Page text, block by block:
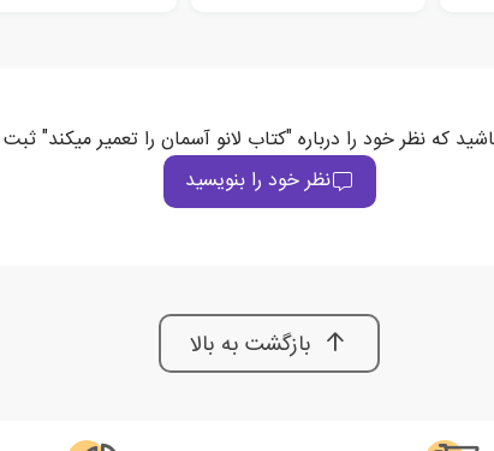
که نظر خود را درباره "کتاب لانو آسمان را تعمیر میکند"
نظر خود را بنویسید
بازگشت به بالا